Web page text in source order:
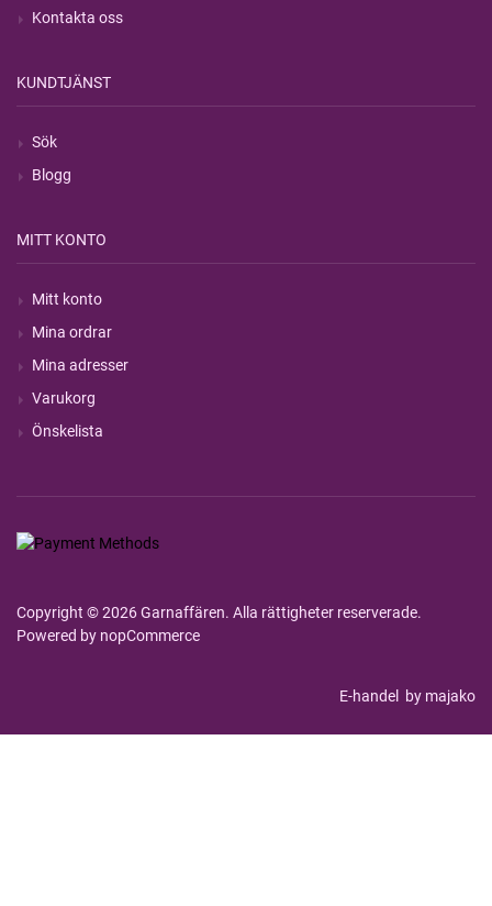
Kontakta oss
KUNDTJÄNST
Sök
Blogg
MITT KONTO
Mitt konto
Mina ordrar
Mina adresser
Varukorg
Önskelista
Copyright © 2026 Garnaffären. Alla rättigheter reserverade.
Powered by nopCommerce
E-handel by majako